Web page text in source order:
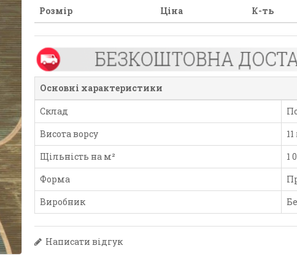
Розмір Ціна К-ть
Основні характеристики
Склад
Висота ворсу
Щільність на м²
1
Форма
Виробник
Написати відгук